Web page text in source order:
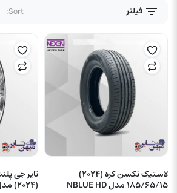
فیلتر Sort:
لاستیک نکسن کره (2024)
185/65/15 مدل NBLUE HD (2024) مدل CP672